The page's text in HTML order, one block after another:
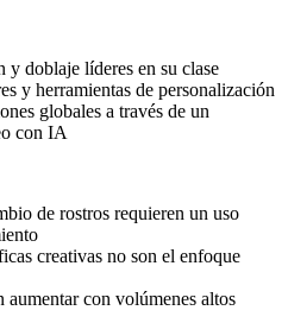
y doblaje líderes en su clase
y herramientas de personalización
globales a través de un
con IA
de rostros requieren un uso
creativas no son el enfoque
aumentar con volúmenes altos